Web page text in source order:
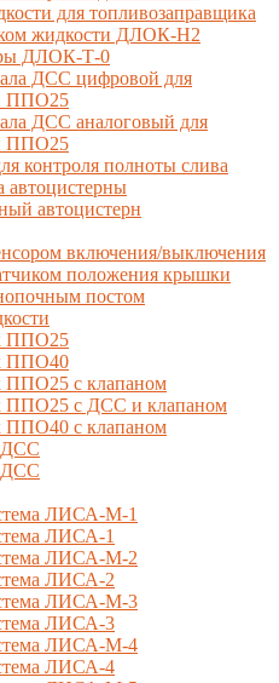
для топливозаправщика
жидкости ДЛОК-Н2
ДЛОК-Т-0
ДСС цифровой для
ППО25
ДСС аналоговый для
ППО25
контроля полноты слива
автоцистерны
автоцистерн
включения/выключения
положения крышки
постом
ППО25
ППО40
ППО25 с клапаном
ППО25 с ДСС и клапаном
ППО40 с клапаном
ДСС
ДСС
ЛИСА-М-1
ЛИСА-1
ЛИСА-М-2
ЛИСА-2
ЛИСА-М-3
ЛИСА-3
ЛИСА-М-4
ЛИСА-4